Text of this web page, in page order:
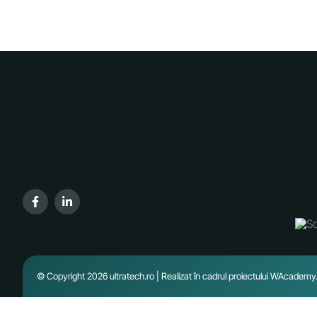
© Copyright 2026 ultratech.ro | Realizat în cadrul proiectului